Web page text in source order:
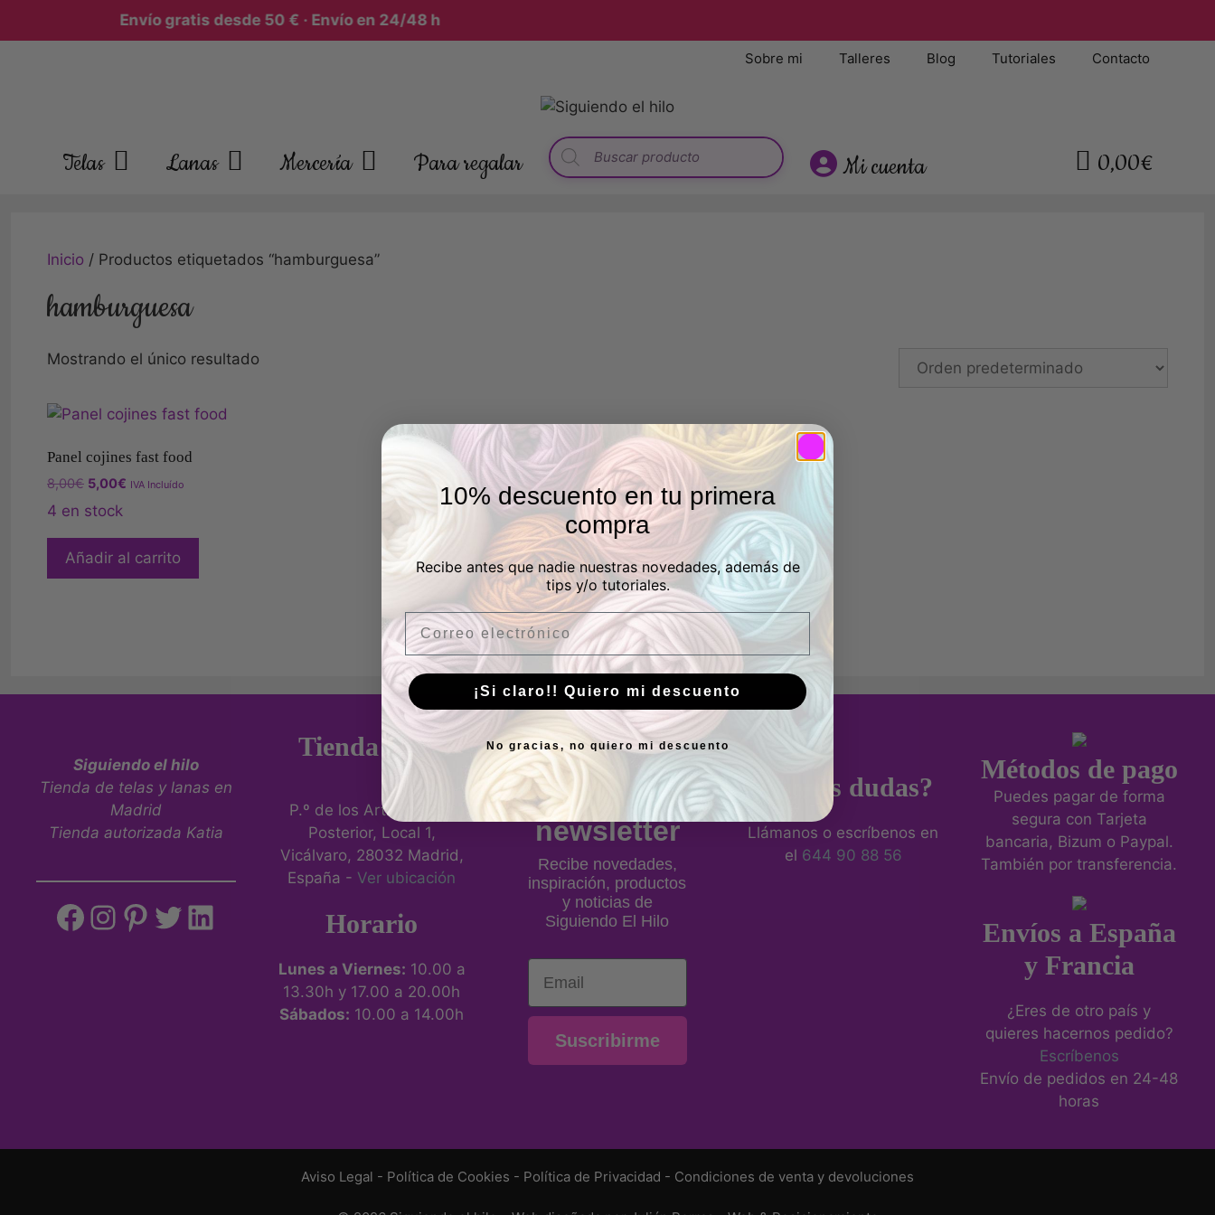
Envío gratis desde 50 € · Envío en 24/48 h
Sobre mi Talleres Blog Tutoriales Contacto
Telas Lanas Mercería Para regalar Mi cuenta 0,00€
Inicio / Productos etiquetados “hamburguesa”
hamburguesa
Mostrando el único resultado
Panel cojines fast food
8,00€ 5,00€ IVA Incluído
4 en stock
Añadir al carrito
Siguiendo el hilo
Tienda de telas y lanas en
Madrid
Tienda autorizada Katia
Tienda física
P.º de los Artilleros, 21
Posterior, Local 1,
Vicálvaro, 28032 Madrid,
España - Ver ubicación
Horario
Lunes a Viernes: 10.00 a
13.30h y 17.00 a 20.00h
Sábados: 10.00 a 14.00h
Suscríbete
a nuestra
newsletter
Recibe novedades,
inspiración, productos
y noticias de
Siguiendo El Hilo
Email
Suscribirme
¿Tienes dudas?
Llámanos o escríbenos en
el 644 90 88 56
Métodos de pago
Puedes pagar de forma
segura con Tarjeta
bancaria, Bizum o Paypal.
También por transferencia.
Envíos a España
y Francia
¿Eres de otro país y
quieres hacernos pedido?
Escríbenos
Envío de pedidos en 24-48
horas
Aviso Legal - Política de Cookies - Política de Privacidad - Condiciones de venta y devoluciones
10% descuento en tu primera
compra
Recibe antes que nadie nuestras novedades, además de
tips y/o tutoriales.
Email
¡Si claro!! Quiero mi descuento
No gracias, no quiero mi descuento